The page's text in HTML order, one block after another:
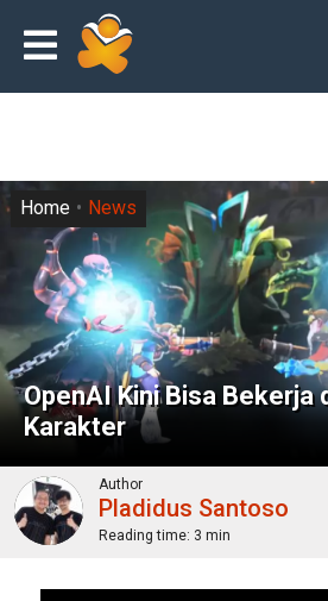
OpenAI Kini Bisa Bekerja
Karakter
Home News
Author
Pladidus Santoso
Reading time: 3 min